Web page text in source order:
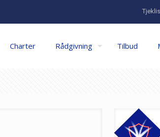
Charter Rådgivning Tilbud